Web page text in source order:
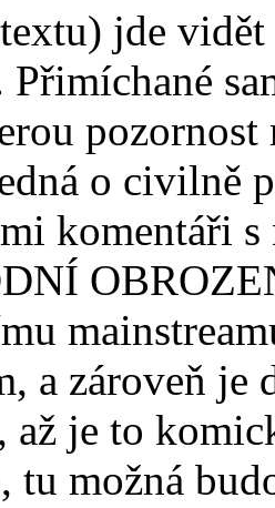
jde
Přimíchané
pozornost
o civilně
komentáři s
a zároveň je
až je to
tu možná